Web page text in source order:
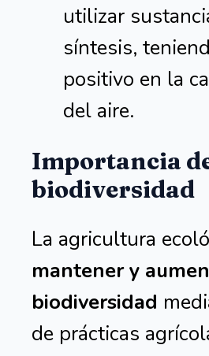
utilizar
síntesis,
positivo en la
del aire.
Importancia
biodiversidad
La agricultura
mantener y
biodiversidad
de prácticas